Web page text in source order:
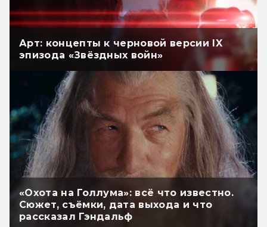
Арт: концепты к черновой версии IX
эпизода «Звёздных войн»
«Охота на Голлума»: всё что известно.
Сюжет, съёмки, дата выхода и что
рассказал Гэндальф